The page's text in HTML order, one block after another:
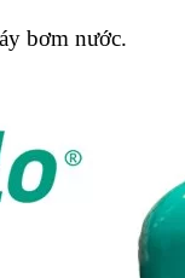
bơm nước.